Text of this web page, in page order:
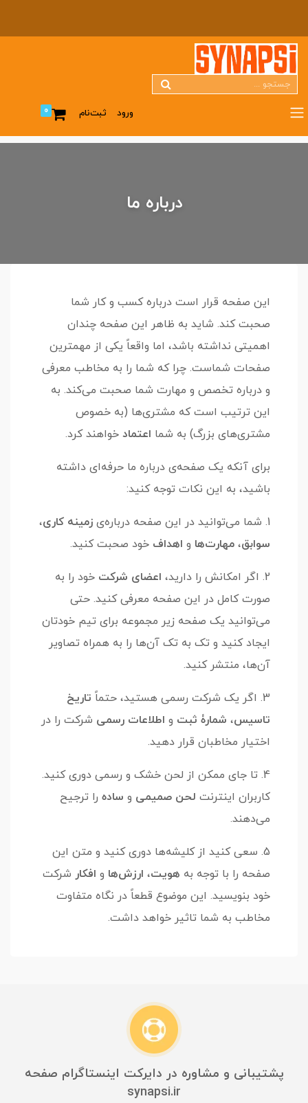
ورود ثبت‌نام 0
درباره ما
این صفحه قرار است درباره کسب و کار شما
صحبت کند. شاید به ظاهر این صفحه چندان
اهمیتی نداشته باشد، اما واقعاً یکی از مهمترین
صفحات شماست. چرا که شما را به مخاطب معرفی
و درباره تخصص و مهارت شما صحبت می‌کند. به
این ترتیب است که مشتری‌ها (به خصوص
مشتری‌های بزرگ) به شما اعتماد خواهند کرد.
برای آنکه یک صفحه‌ی درباره ما حرفه‌ای داشته
باشید، به این نکات توجه کنید:
1. شما می‌توانید در این صفحه درباره‌ی زمینه کاری،
سوابق، مهارت‌ها و اهداف خود صحبت کنید.
2. اگر امکانش را دارید، اعضای شرکت خود را به
صورت کامل در این صفحه معرفی کنید. حتی
می‌توانید یک صفحه زیر مجموعه برای تیم خودتان
ایجاد کنید و تک به تک آن‌ها را به همراه تصاویر
آن‌ها، منتشر کنید.
3. اگر یک شرکت رسمی هستید، حتماً
تاریخ
تاسیس، شمارۀ ثبت و اطلاعات رسمی شرکت را در
اختیار مخاطبان قرار دهید.
4. تا جای ممکن از لحن خشک و رسمی دوری کنید.
کاربران اینترنت لحن صمیمی و ساده را ترجیح
می‌دهند.
5. سعی کنید از کلیشه‌ها دوری کنید و متن این
صفحه را با توجه به هویت، ارزش‌ها و افکار شرکت
خود بنویسید. این موضوع قطعاً در نگاه متفاوت
مخاطب به شما تاثیر خواهد داشت.
پشتیبانی و مشاوره در دایرکت اینستاگرام صفحه
synapsi.ir